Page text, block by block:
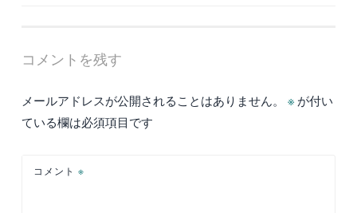
ー
シ
ン
コメントを残す
メールアドレスが公開されることはありません。 ※ が付い
ている欄は必須項目です
コメント ※